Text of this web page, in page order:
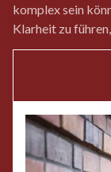
komplex sein
Klarheit zu führen,